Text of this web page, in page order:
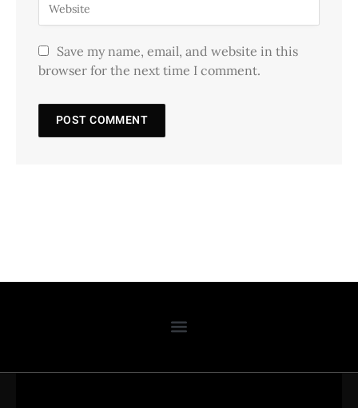
Save my name, email, and website in this
browser for the next time I comment.